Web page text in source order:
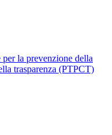
la prevenzione della
trasparenza (PTPCT)